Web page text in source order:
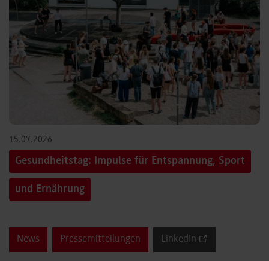
15.07.2026
Gesundheitstag: Impulse für Entspannung, Sport
und Ernährung
News Pressemitteilungen LinkedIn